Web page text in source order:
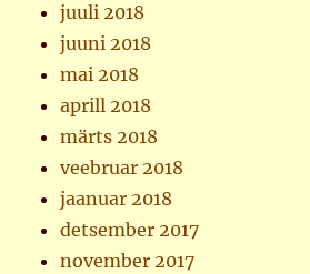
juuli 2018
juuni 2018
mai 2018
aprill 2018
märts 2018
veebruar 2018
jaanuar 2018
detsember 2017
november 2017